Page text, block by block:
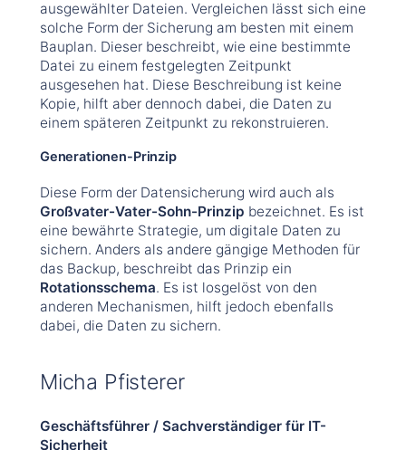
ausgewählter Dateien. Vergleichen lässt sich eine
solche Form der Sicherung am besten mit einem
Bauplan. Dieser beschreibt, wie eine bestimmte
Datei zu einem festgelegten Zeitpunkt
ausgesehen hat. Diese Beschreibung ist keine
Kopie, hilft aber dennoch dabei, die Daten zu
einem späteren Zeitpunkt zu rekonstruieren.
Generationen-Prinzip
Diese Form der Datensicherung wird auch als
Großvater-Vater-Sohn-Prinzip bezeichnet. Es ist
eine bewährte Strategie, um digitale Daten zu
sichern. Anders als andere gängige Methoden für
das Backup, beschreibt das Prinzip ein
Rotationsschema. Es ist losgelöst von den
anderen Mechanismen, hilft jedoch ebenfalls
dabei, die Daten zu sichern.
Micha Pfisterer
Geschäftsführer / Sachverständiger für IT-
Sicherheit